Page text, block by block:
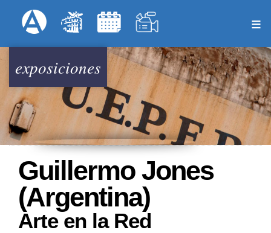
al
principal
Menú Superior
exposiciones
Guillermo Jones
(Argentina)
Arte en la Red